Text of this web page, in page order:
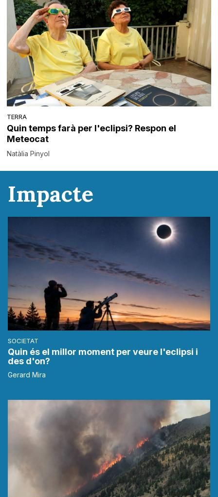
TERRA
Quin temps farà per l'eclipsi? Respon el
Meteocat
Natàlia Pinyol
Impacte
SOCIETAT
Quin és el millor moment per veure l'eclipsi i
des d'on?
Gerard Mira